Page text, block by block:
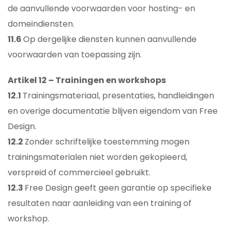
de aanvullende voorwaarden voor hosting- en
domeindiensten.
11.6Op dergelijke diensten kunnen aanvullende
voorwaarden van toepassing zijn.
Artikel 12 – Trainingen en workshops
12.1 Trainingsmateriaal, presentaties, handleidingen
en overige documentatie blijven eigendom van Free
Design.
12.2 Zonder schriftelijke toestemming mogen
trainingsmaterialen niet worden gekopieerd,
verspreid of commercieel gebruikt.
12.3 Free Design geeft geen garantie op specifieke
resultaten naar aanleiding van een training of
workshop.